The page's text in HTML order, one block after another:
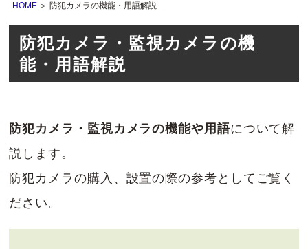
HOME ＞ 防犯カメラの機能・用語解説
防犯カメラ・監視カメラの機
能・用語解説
防犯カメラ・監視カメラの機能や用語について解
説します。
防犯カメラの購入、設置の際の参考としてご覧く
ださい。